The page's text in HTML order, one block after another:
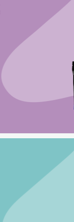
Защитные
стрипперы
Средства
Средства
Средства
Средства